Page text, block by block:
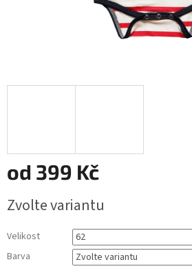
od 399 Kč
cena:
Zvolte variantu
Velikost
Barva